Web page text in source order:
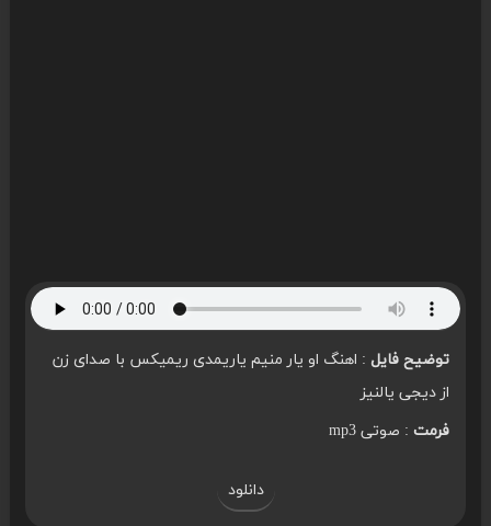
توضیح فایل: اهنگ او یار منیم یاریمدی ریمیکس با صدای زن
از دیجی یالنیز
فرمت: صوتی mp3
دانلود